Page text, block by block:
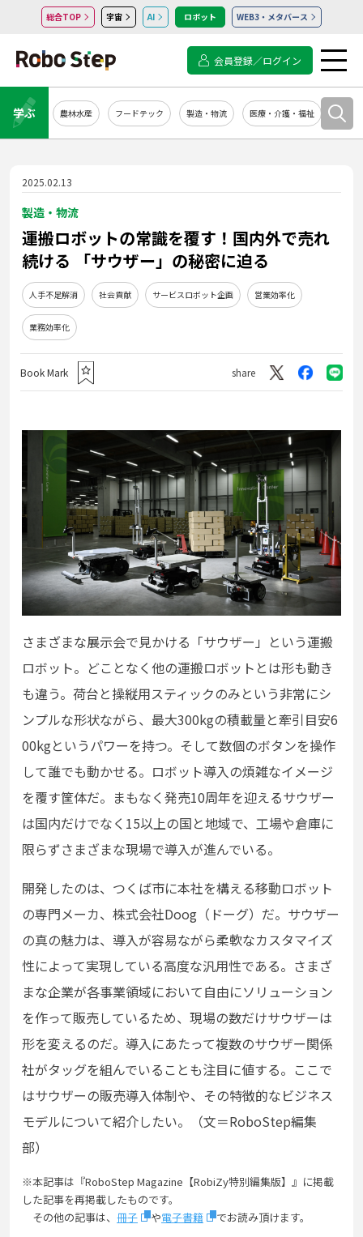
総合TOP 宇宙 AI ロボット WEB3・メタバース
会員登録／ログイン
学ぶ 農林水産 フードテック 製造・物流 医療・介護・福祉 シス
2025.02.13
製造・物流
運搬ロボットの常識を覆す！国内外で売れ
続ける 「サウザー」の秘密に迫る
人手不足解消 社会貢献 サービスロボット企画 営業効率化
業務効率化
Book Mark share
さまざまな展示会で見かける「サウザー」という運搬
ロボット。どことなく他の運搬ロボットとは形も動き
も違う。荷台と操縦用スティックのみという非常にシ
ンプルな形状ながら、最大300kgの積載量と牽引目安6
00kgというパワーを持つ。そして数個のボタンを操作
して誰でも動かせる。ロボット導入の煩雑なイメージ
を覆す筐体だ。まもなく発売10周年を迎えるサウザー
は国内だけでなく15以上の国と地域で、工場や倉庫に
限らずさまざまな現場で導入が進んでいる。
開発したのは、つくば市に本社を構える移動ロボット
の専門メーカ、株式会社Doog（ドーグ）だ。サウザー
の真の魅力は、導入が容易ながら柔軟なカスタマイズ
性によって実現している高度な汎用性である。さまざ
まな企業が各事業領域において自由にソリューション
を作って販売しているため、現場の数だけサウザーは
形を変えるのだ。導入にあたって複数のサウザー関係
社がタッグを組んでいることも注目に値する。ここで
はサウザーの販売導入体制や、その特徴的なビジネス
モデルについて紹介したい。（文＝RoboStep編集
部）
※本記事は『RoboStep Magazine【RobiZy特別編集版】』に掲載
した記事を再掲載したものです。
その他の記事は、 冊子 や電子書籍 でお読み頂けます。